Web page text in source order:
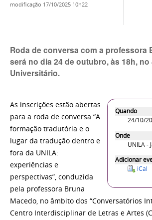
modificação 17/10/2025 10h22
Roda de conversa com a professora
será no dia 24 de outubro, às 18h, no
Universitário.
Quando
24/10/
Onde
UNILA -
Adicionar
iCal
As inscrições estão abertas
para a roda de conversa “A
formação tradutória e o
lugar da tradução dentro e
fora da UNILA:
experiências e
perspectivas”, conduzida
pela professora Bruna
Macedo, no âmbito dos “Conversatórios
Centro Interdisciplinar de Letras e Artes